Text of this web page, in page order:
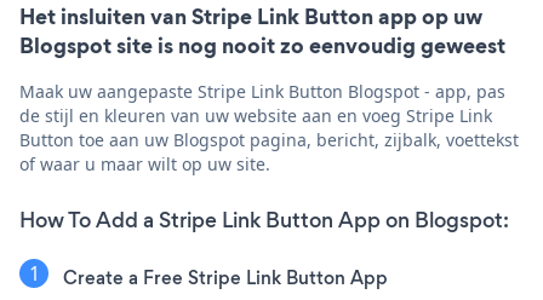
Het insluiten van Stripe Link Button app op uw
Blogspot site is nog nooit zo eenvoudig geweest
Maak uw aangepaste Stripe Link Button Blogspot - app, pas
de stijl en kleuren van uw website aan en voeg Stripe Link
Button toe aan uw Blogspot pagina, bericht, zijbalk, voettekst
of waar u maar wilt op uw site.
How To Add a Stripe Link Button App on Blogspot:
Create a Free Stripe Link Button App